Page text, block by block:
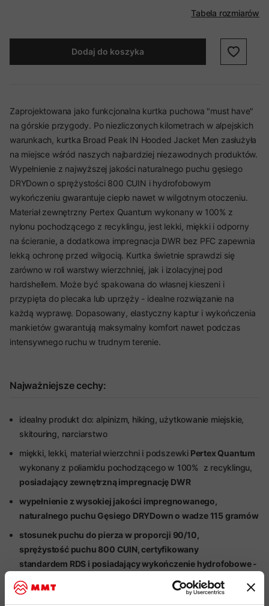
Tabela rozmiarów
Dodaj do koszyka
Zaprojektowana jako funkcjonalna kurtka puchowa "must have"
na górskie przygody. Po niezliczonych kilometrach w alpejskich
warunkach, kurtka Broad Peak IN Hooded Jacket Men zasłużyła
na miejsce wśród naszych najbardziej niezawodnych produktów.
Wypełnienie z najwyższej jakości naturalnego puchu gęsiego
DRYDown o sprężystości 800 CUIN i hydrofobowym
wykończeniu gwarantuje ciepło nawet w wilgotnym otoczeniu.
Materiał zewnętrzny Pertex Quantum wykonany w 100% z
nylonu pochodzącego z recyklingu, jest lekki, miękki i odporny
na ścieranie, a dodatkowa impregnacja DWR bez PFC zapewnia
lekką ochronę przed wilgocią. Kurtka świetnie sprawdzi się
zarówno w roli warstwy wierzchniej, jak i izolacyjnej pod
hardshellem. Może być spakowana do własnej kieszeni i
przypięta do plecaka lub uprzęży - idealne rozwiązanie na
każdą wyprawę. Dopasowany, elastyczny kaptur i wykończenia
mankietów gwarantują maksymalny komfort nawet podczas
intensywnego ruchu w trudnym terenie.
Najważniejsze cechy:
idealny produkt do: alpinizm, hiking, użytkowanie miejskie,
skitouring, narciarstwo
miękki, lekki, materiał wierzchni i podszewki Pertex Quantum
wykonany z poliamidu pochodzącego w 100% z recyklingu,
posiadający zewnętrzną impregnację DWR
wypełnienie z wysokiej jakości impregnowanego,
naturalnego puchu Gęsiego DRYDown o wadze 115 gramów
stosunek puchu do pierza w proporcji 90/10,
sprężystość puchu 800 CUIN, certyfikowany
standardem RDS i posiadający wykończenie hydrofobowe -
DWR wykonane we współpracy z marką Nikwax
udział ciemnego puchu w wypełnieniu do 0,3%